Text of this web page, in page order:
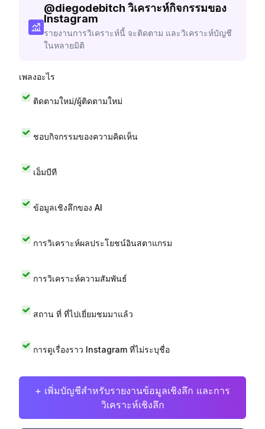
@diegodebitch วิเคราะห์กิจกรรมของ
Instagram
รายงานการวิเคราะห์นี้ จะติดตาม และวิเคราะห์บัญชี
ในหลายมิติ
เพลงอะไร
ติดตามใหม่/ผู้ติดตามใหม่
ชอบกิจกรรมของความคิดเห็น
เอ็มบีที
ข้อมูลเชิงลึกของ AI
การวิเคราะห์ผลประโยชน์อินสตาแกรม
การวิเคราะห์ความสัมพันธ์
สถาน ที่ ที่ไปเยี่ยมชมมาแล้ว
การดูเรื่องราว Instagram ที่ไม่ระบุชื่อ
+ เพิ่มบัญชีสำหรับรายงานข้อมูลเชิงลึก และการ
วิเคราะห์เชิงลึก